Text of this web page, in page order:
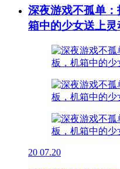
深夜游戏不孤单
箱中的少女送上
20 07.20